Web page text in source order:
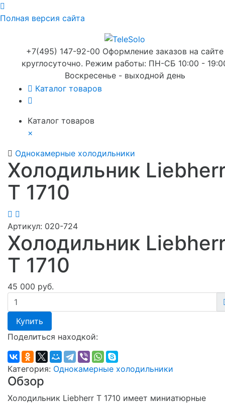
Полная версия сайта
+7(495) 147-92-00 Оформление заказов на сайте
круглосуточно. Режим работы: ПН-СБ 10:00 -
Воскресенье - выходной день
Каталог товаров
Каталог товаров
×
Однокамерные холодильники
Холодильник
T 1710
Артикул: 020-724
Холодильник
T 1710
45 000 руб.
Купить
Поделиться находкой:
Категория: Однокамерные холодильники
Обзор
Холодильник Liebherr T 1710 имеет миниатюрные